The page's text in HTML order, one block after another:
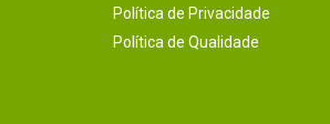
Política de Privacidade
Política de Qualidade